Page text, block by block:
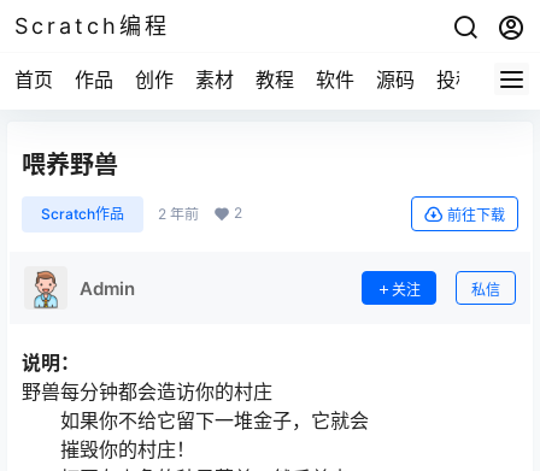
Scratch编程
首页 作品 创作 素材 教程 软件 源码 投稿 关于
喂养野兽
Scratch作品 2 年前 2 前往下载
Admin 关注 私信
说明：
野兽每分钟都会造访你的村庄
如果你不给它留下一堆金子，它就会
摧毁你的村庄！